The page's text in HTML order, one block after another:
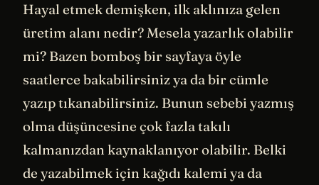
Hayal etmek demişken, ilk aklınıza gelen
üretim alanı nedir? Mesela yazarlık olabilir
mi? Bazen bomboş bir sayfaya öyle
saatlerce bakabilirsiniz ya da bir cümle
yazıp tıkanabilirsiniz. Bunun sebebi yazmış
olma düşüncesine çok fazla takılı
kalmanızdan kaynaklanıyor olabilir. Belki
de yazabilmek için kağıdı kalemi ya da